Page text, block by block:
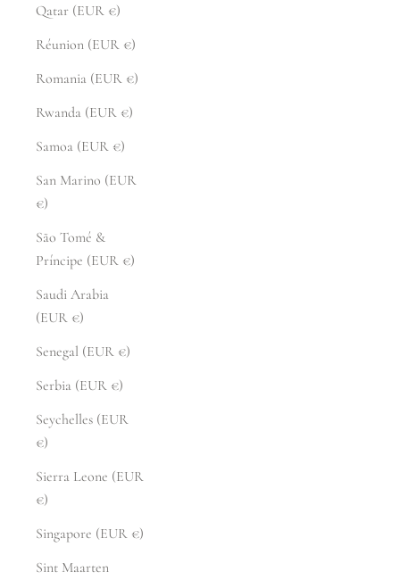
Qatar (EUR €)
Réunion (EUR €)
Romania (EUR €)
Rwanda (EUR €)
Samoa (EUR €)
San Marino (EUR
€)
São Tomé &
Príncipe (EUR €)
Saudi Arabia
(EUR €)
Senegal (EUR €)
Serbia (EUR €)
Seychelles (EUR
€)
Sierra Leone (EUR
€)
Singapore (EUR €)
Sint Maarten